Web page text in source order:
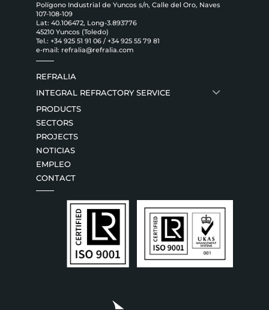
Polígono Industrial de Yuncos s/n, Calle del Oro, Naves
107-108-109
Lat: 40.106472, Long-3.893776
45210 Yuncos (Toledo)
Tel.: +34 925 51 91 06 / +34 925 55 79 81
e-mail: refralia@refralia.com
REFRALIA
INTEGRAL REFRACTORY SERVICE
PRODUCTS
SECTORS
PROJECTS
NOTICIAS
EMPLEO
CONTACT